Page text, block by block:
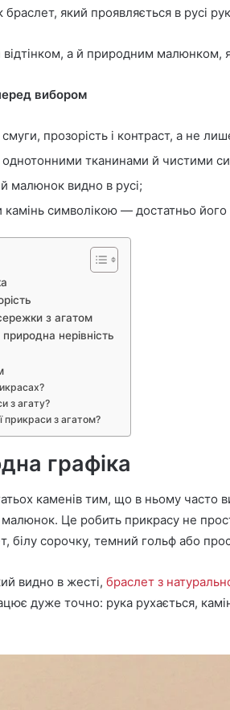
який проявляється в русі
відтінком, а й природним малюнком,
вибором
прозорість і контраст, а не
тканинами й чистими
малюнок видно в русі;
камінь символікою — достатньо
з агатом
нерівність
з агату?
з агатом?
графіка
каменів тим, що в ньому часто
малюнок. Це робить прикрасу не
білу сорочку, темний гольф або
видно в жесті, браслет з
дуже точно: рука рухається,